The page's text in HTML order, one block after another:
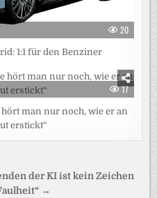
20
1:1 für den Benziner
17
man nur noch, wie er an
erstickt“
der KI ist kein Zeichen
→